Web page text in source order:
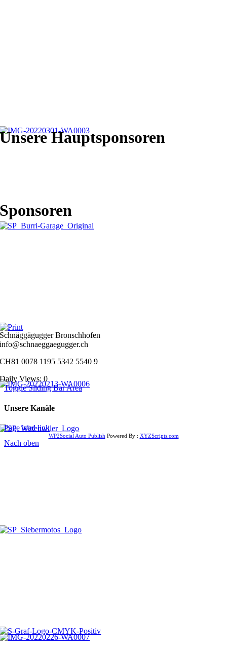
Unsere Hauptsponsoren
Sponsoren
Schnäggägugger Bronschhofen
info@schnaeggaegugger.ch
CH81 0078 1195 5342 5540 9
Daily Views: 0
Toggle Sliding Bar Area
Unsere Kanäle
Page load link
WP2Social Auto Publish Powered By : XYZScripts.com
Nach oben